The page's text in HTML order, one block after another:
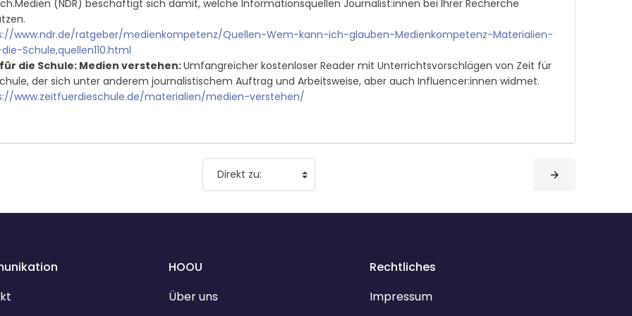
(NDR) beschäftigt sich damit, welche Informationsquellen Journalist:innen bei Ihrer Recherche
www.ndr.de/ratgeber/medienkompetenz/Quellen-Wem-kann-ich-glauben-Medienkompetenz-Materialien-
Schule,quellen110.html
die Schule: Medien verstehen:Umfangreicher kostenloser Reader mit Unterrichtsvorschlägen von Zeit für
der sich unter anderem journalistischem Auftrag und Arbeitsweise, aber auch Influencer:innen widmet.
www.zeitfuerdieschule.de/materialien/medien-verstehen/
HOOU
Über uns
Rechtliches
Impressum